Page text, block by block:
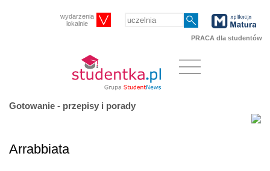
wydarzenia
lokalnie
PRACA dla studentów
Gotowanie - przepisy i porady
Arrabbiata